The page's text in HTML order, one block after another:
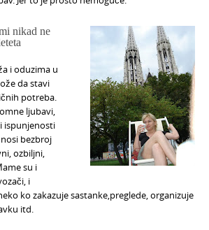
nikad ne
i oduzima u
da stavi
potreba.
ljubavi,
ispunjenosti
bezbroj
ozbiljni,
su i
i
ko zakazuje sastanke,preglede, organizuje
itd.